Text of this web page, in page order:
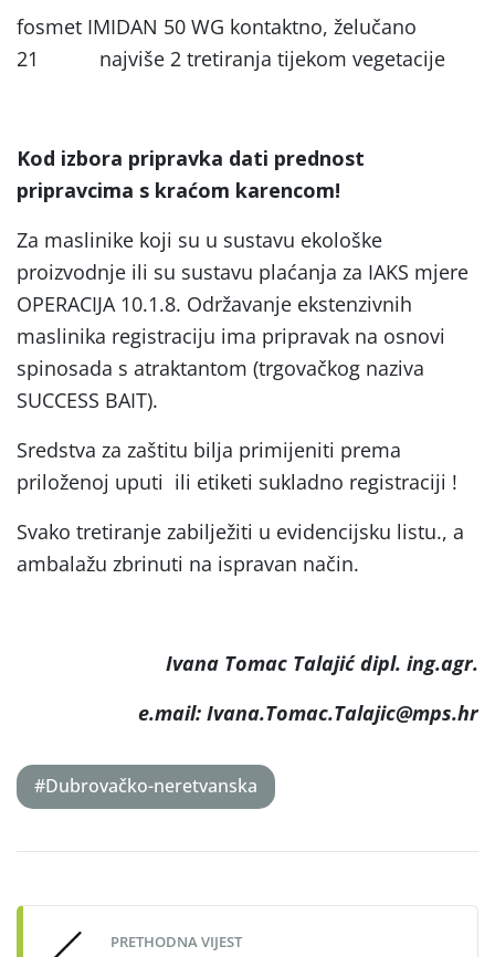
fosmet IMIDAN 50 WG kontaktno, želučano
21 najviše 2 tretiranja tijekom vegetacije
Kod izbora pripravka dati prednost
pripravcima s kraćom karencom!
Za maslinike koji su u sustavu ekološke
proizvodnje ili su sustavu plaćanja za IAKS mjere
OPERACIJA 10.1.8. Održavanje ekstenzivnih
maslinika registraciju ima pripravak na osnovi
spinosada s atraktantom (trgovačkog naziva
SUCCESS BAIT).
Sredstva za zaštitu bilja primijeniti prema
priloženoj uputi ili etiketi sukladno registraciji !
Svako tretiranje zabilježiti u evidencijsku listu., a
ambalažu zbrinuti na ispravan način.
Ivana Tomac Talajić dipl. ing.agr.
e.mail: Ivana.Tomac.Talajic@mps.hr
#Dubrovačko-neretvanska
navigation
PRETHODNA VIJEST